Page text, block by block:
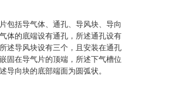
包括导气体、通孔、导风块、导向
体的底端设有通孔，所述通孔设有
述导风块设有三个，且安装在通孔
固在导气片的顶端，所述下气槽位
导向块的底部端面为圆弧状。